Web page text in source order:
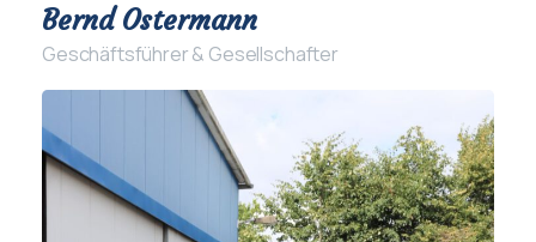
Bernd Ostermann
Geschäftsführer & Gesellschafter